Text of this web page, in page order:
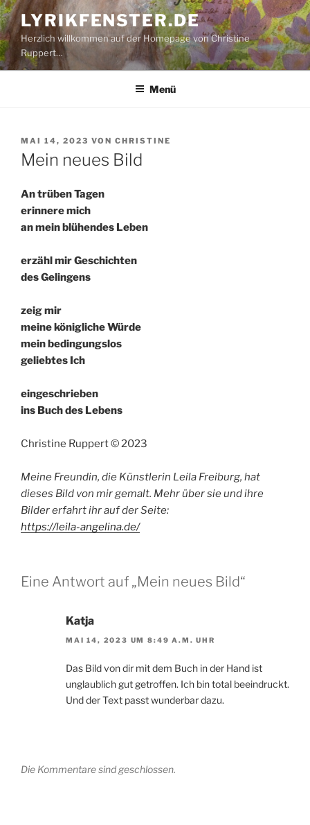
Zum
Inhalt
springen
LYRIKFENSTER.DE
Herzlich willkommen auf der Homepage von Christine
Ruppert…
Menü
VERÖFFENTLICHT
AM
MAI 14, 2023 VON CHRISTINE
Mein neues Bild
An trüben Tagen
erinnere mich
an mein blühendes Leben
erzähl mir Geschichten
des Gelingens
zeig mir
meine königliche Würde
mein bedingungslos
geliebtes Ich
eingeschrieben
ins Buch des Lebens
Christine Ruppert © 2023
Meine Freundin, die Künstlerin Leila Freiburg, hat
dieses Bild von mir gemalt. Mehr über sie und ihre
Bilder erfahrt ihr auf der Seite:
https://leila-angelina.de/
Eine Antwort auf „Mein neues Bild“
Katja
MAI 14, 2023 UM 8:49 A.M. UHR
Das Bild von dir mit dem Buch in der Hand ist
unglaublich gut getroffen. Ich bin total beeindruckt.
Und der Text passt wunderbar dazu.
Die Kommentare sind geschlossen.